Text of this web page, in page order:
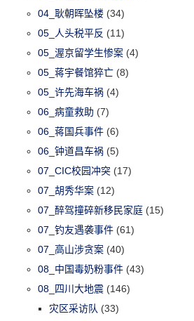
04_耿朝晖坠楼 (34)
05_人头税平反 (11)
05_渥京留学生惨案 (4)
05_蒋宇餐馆猝亡 (8)
05_许先海车祸 (4)
06_病童救助 (7)
06_蒋国兵事件 (6)
06_钟道昌车祸 (5)
07_CIC校园冲突 (17)
07_胡秀华案 (12)
07_醉驾撞碎新移民家庭 (15)
07_钓友遇袭事件 (61)
07_高山涉贪案 (40)
08_中国毒奶粉事件 (43)
08_四川大地震 (146)
灾区采访队 (33)